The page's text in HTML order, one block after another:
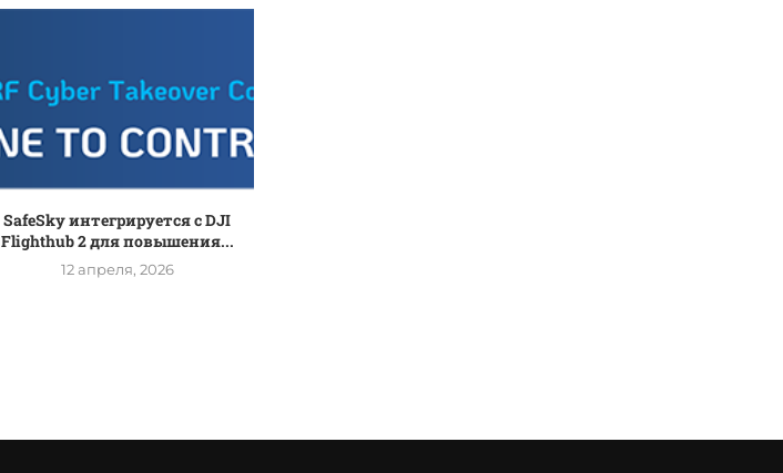
SafeSky интегрируется с DJI
Flighthub 2 для повышения...
12 апреля, 2026